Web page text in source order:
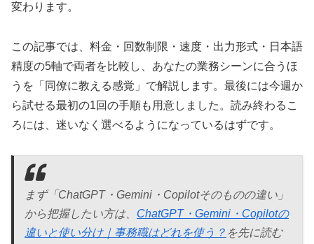
変わります。
この記事では、料金・回数制限・速度・出力形式・日本語
精度の5軸で両者を比較し、あなたの業務シーンに合うほ
うを「同僚に教える感覚」で解説します。最後には今週か
ら試せる最初の1回の手順も用意しました。読み終わるこ
ろには、迷いなく選べるようになっているはずです。
まず「ChatGPT・Gemini・Copilotそのものの違い」
から把握したい方は、 ChatGPT・Gemini・Copilotの
違いと使い分け｜事務職はどれを使う？ を先に読む